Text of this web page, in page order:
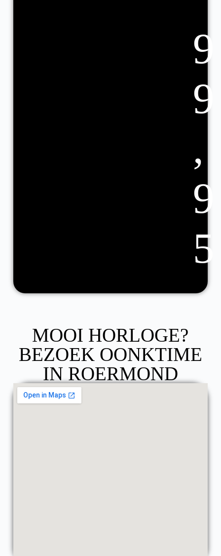
9
9
,
9
5
MOOI HORLOGE?
BEZOEK OONKTIME
IN ROERMOND